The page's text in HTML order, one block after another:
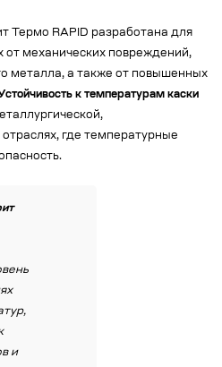
Термо RAPID разработана для
механических повреждений,
металла, а также от повышенных
к температурам каски
где температурные
и